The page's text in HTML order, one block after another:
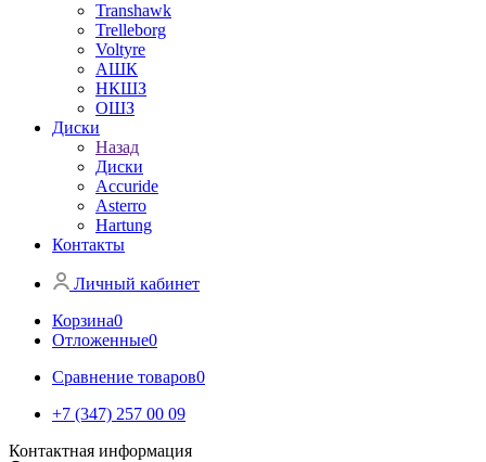
Transhawk
Trelleborg
Voltyre
АШК
НКШЗ
ОШЗ
Диски
Назад
Диски
Accuride
Asterro
Hartung
Контакты
Личный кабинет
Корзина0
Отложенные0
Сравнение товаров0
+7 (347) 257 00 09
Контактная информация